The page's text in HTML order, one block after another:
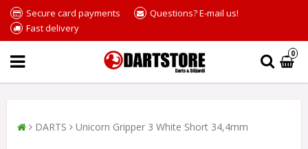
Secure card payments
Questions? E-mail us!
Fast delivery
0
DARTS Unicorn Gripper 3 White Short 34,4mm